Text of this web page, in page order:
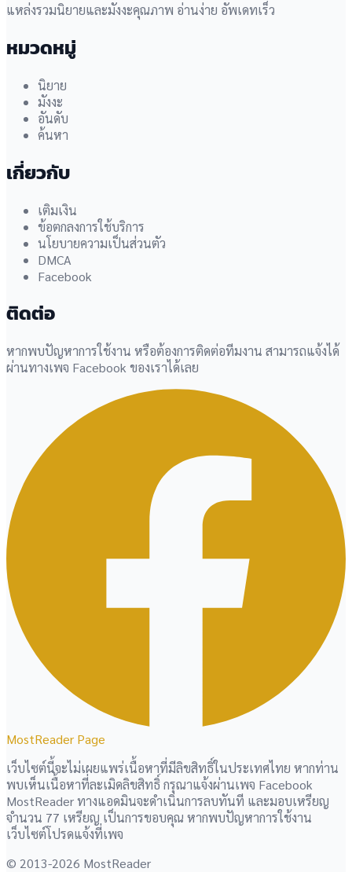
แหล่งรวมนิยายและมังงะคุณภาพ อ่านง่าย อัพเดทเร็ว
หมวดหมู่
นิยาย
มังงะ
อันดับ
ค้นหา
เกี่ยวกับ
เติมเงิน
ข้อตกลงการใช้บริการ
นโยบายความเป็นส่วนตัว
DMCA
Facebook
ติดต่อ
หากพบปัญหาการใช้งาน หรือต้องการติดต่อทีมงาน สามารถแจ้งได้
ผ่านทางเพจ Facebook ของเราได้เลย
MostReader Page
เว็บไซต์นี้จะไม่เผยแพร่เนื้อหาที่มีลิขสิทธิ์ในประเทศไทย หากท่าน
พบเห็นเนื้อหาที่ละเมิดลิขสิทธิ์ กรุณาแจ้งผ่านเพจ Facebook
MostReader ทางแอดมินจะดำเนินการลบทันที และมอบเหรียญ
จำนวน 77 เหรียญ เป็นการขอบคุณ หากพบปัญหาการใช้งาน
เว็บไซต์โปรดแจ้งที่เพจ
© 2013-2026 MostReader